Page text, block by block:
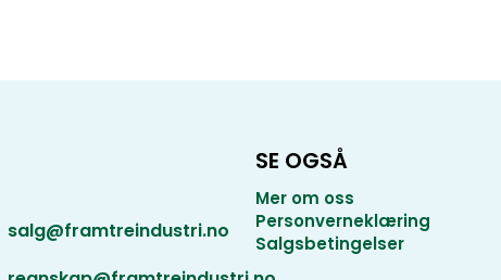
salg@framtreindustri.no
SE OGSÅ
Mer om oss
Personverneklæring
Salgsbetingelser